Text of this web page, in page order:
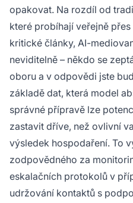
opakovat. Na rozdíl od
které probíhají veřejně
kritické články, AI-
neviditelně – někdo se
oboru a v odpovědi jste
základě dat, která model
správné přípravě lze
zastavit dříve, než ovlivní
výsledek hospodaření. To
zodpovědného za
eskalačních protokolů v
udržování kontaktů s